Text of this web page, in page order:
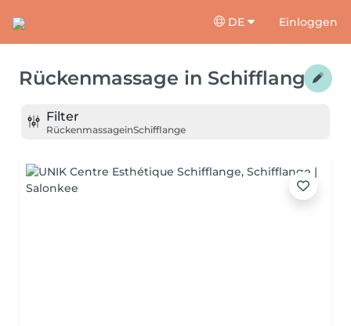
DE Einloggen
Rückenmassage in Schifflange
Filter
RückenmassageinSchifflange